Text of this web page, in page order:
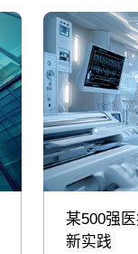
某500强
新实践